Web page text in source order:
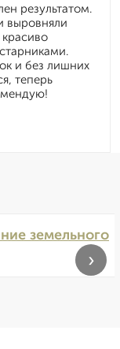
результатом.
выровняли
и без лишних
теперь
земельного
›